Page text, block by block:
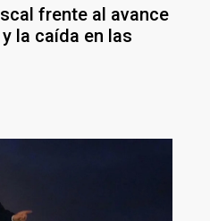
frente al avance
la caída en las